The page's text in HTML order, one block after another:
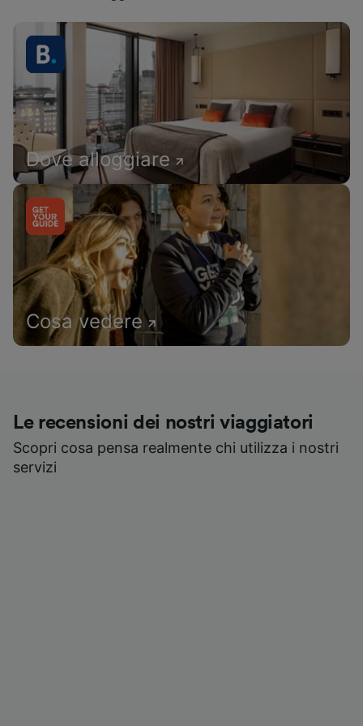
Dove alloggiare
Cosa vedere
Le recensioni dei nostri viaggiatori
Scopri cosa pensa realmente chi utilizza i nostri
servizi